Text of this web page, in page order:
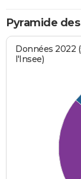
Pyramide
Données 2022
l'Insee)